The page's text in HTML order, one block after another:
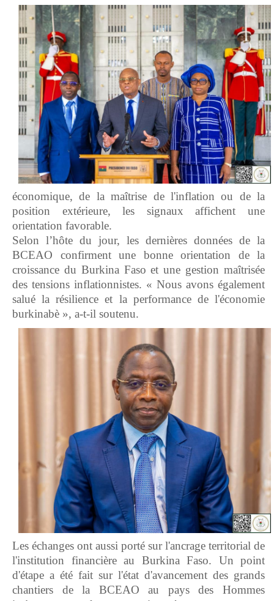
économique, de la maîtrise de l'inflation ou de la
position extérieure, les signaux affichent une
orientation favorable.
Selon l’hôte du jour, les dernières données de la
BCEAO confirment une bonne orientation de la
croissance du Burkina Faso et une gestion maîtrisée
des tensions inflationnistes. « Nous avons également
salué la résilience et la performance de l'économie
burkinabè », a-t-il soutenu.
Les échanges ont aussi porté sur l'ancrage territorial de
l'institution financière au Burkina Faso. Un point
d'étape a été fait sur l'état d'avancement des grands
chantiers de la BCEAO au pays des Hommes